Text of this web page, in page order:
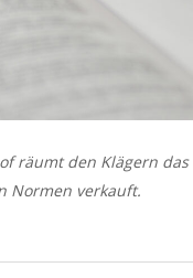
räumt den Klägern
Normen verkauft.